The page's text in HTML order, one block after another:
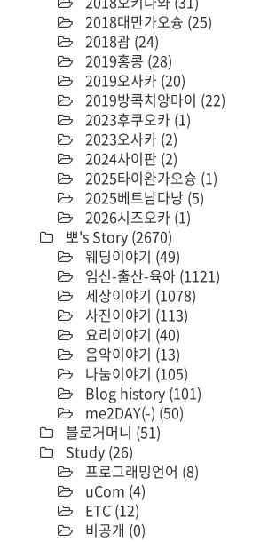
2018대만가오슝 (25)
2018괌 (24)
2019홍콩 (28)
2019오사카 (20)
2019방콕치앙마이 (22)
2023후쿠오카 (1)
2023오사카 (2)
2024사이판 (2)
2025타이완가오슝 (1)
2025베트남다낭 (5)
2026시즈오카 (1)
뽀's Story (2670)
웨딩이야기 (49)
임신-출산-육아 (1121)
세상이야기 (1078)
사진이야기 (113)
요리이야기 (40)
음악이야기 (13)
나눔이야기 (105)
Blog history (101)
me2DAY(-) (50)
블로거머니 (51)
Study (26)
프로그래밍언어 (8)
uCom (4)
ETC (12)
비공개 (0)